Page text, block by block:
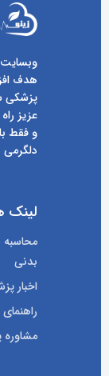
وبسایت
هدف
پزشکی
عزیز
و فقط
دلگرمی
لینک
بدنی
اخبار